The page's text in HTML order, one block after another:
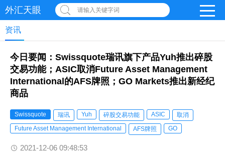
外汇天眼 请输入关键字词
资讯
今日要闻：Swissquote瑞讯旗下产品Yuh推出碎股
交易功能；ASIC取消Future Asset Management
International的AFS牌照；GO Markets推出新经纪
商品
Swissquote 瑞讯 Yuh 碎股交易功能 ASIC
取消
Future Asset Management International
AFS牌照 GO
2021-12-06 09:48:53